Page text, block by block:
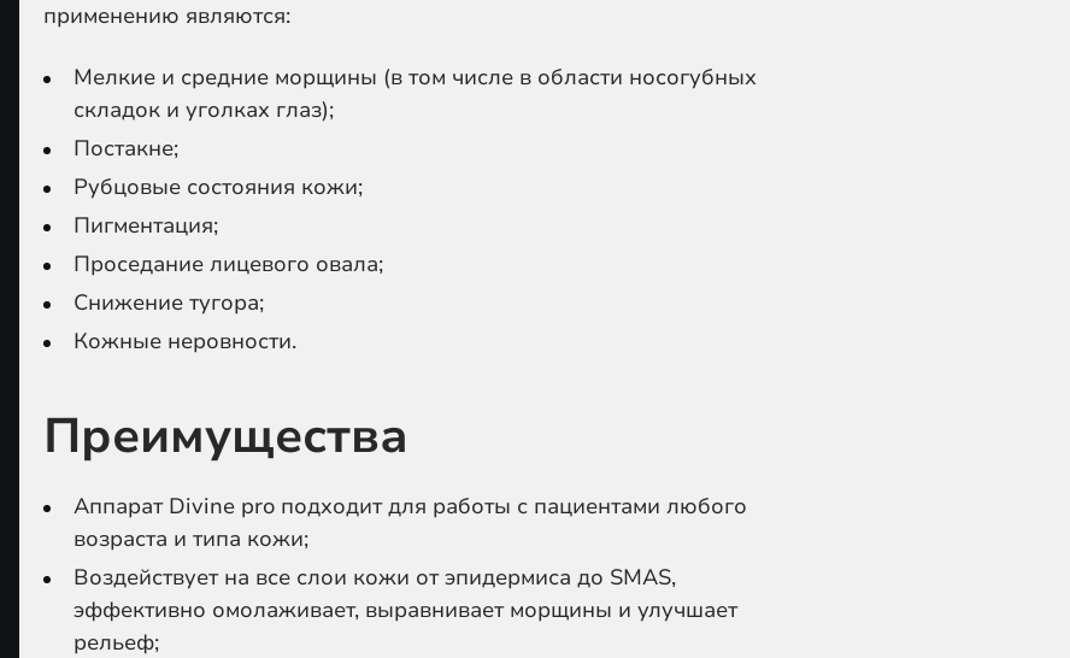
применению являются:
Мелкие и средние морщины (в том числе в области носогубных
складок и уголках глаз);
Постакне;
Рубцовые состояния кожи;
Пигментация;
Проседание лицевого овала;
Снижение тугора;
Кожные неровности.
Преимущества
Аппарат Divine pro подходит для работы с пациентами любого
возраста и типа кожи;
Воздействует на все слои кожи от эпидермиса до SMAS,
эффективно омолаживает, выравнивает морщины и улучшает
рельеф;